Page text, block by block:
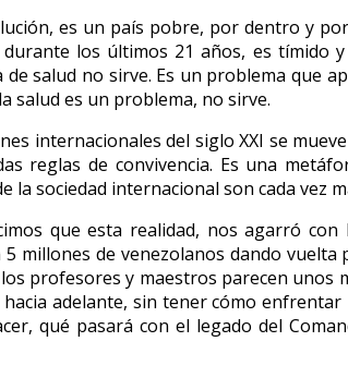
es un país pobre, por dentro y
los últimos 21 años, es tímido
salud no sirve. Es un problema que
salud es un problema, no sirve.
internacionales del siglo XXI se
reglas de convivencia. Es una
la sociedad internacional son cada vez
que esta realidad, nos agarró
millones de venezolanos dando
profesores y maestros parecen
adelante, sin tener cómo
qué pasará con el legado del